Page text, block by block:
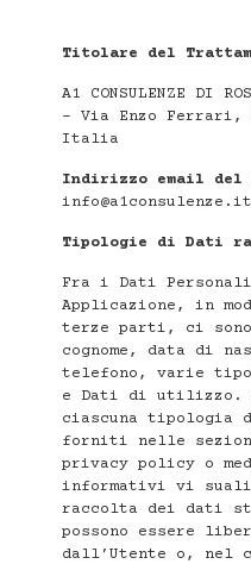
Titolare del
A1 CONSULENZE DI
– Via Enzo Ferrari,
Italia
Indirizzo email del
info@a1consulenze.it
Tipologie di Dati
Fra i Dati
Applicazione, in
terze parti, ci
cognome, data di
telefono, varie
e Dati di utilizzo.
ciascuna tipologia
forniti nelle
privacy policy o
informativi vi
raccolta dei dati
possono essere
dall’Utente o, nel